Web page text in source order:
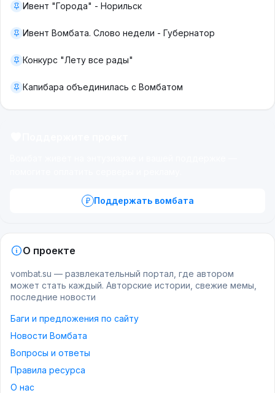
Ивент "Города" - Норильск
Ивент Вомбата. Слово недели - Губернатор
Конкурс "Лету все рады"
Капибара объединилась с Вомбатом
Поддержать вомбата
О проекте
vombat.su — развлекательный портал, где автором
может стать каждый. Авторские истории, свежие мемы,
последние новости
Баги и предложения по сайту
Новости Вомбата
Вопросы и ответы
Правила ресурса
О нас